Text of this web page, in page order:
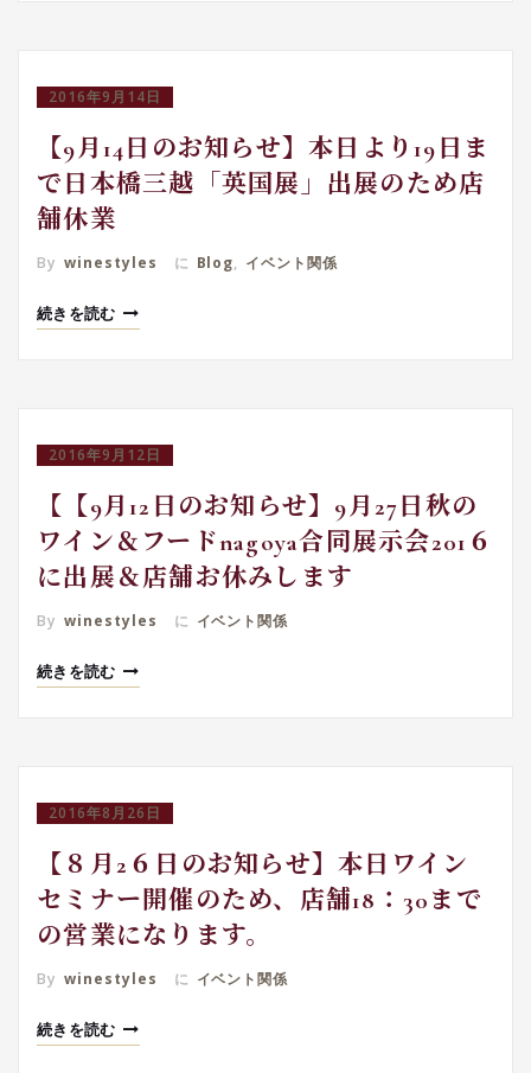
2016年9月14日
【9月14日のお知らせ】本日より19日ま
で日本橋三越「英国展」出展のため店
舗休業
By winestyles に Blog, イベント関係
続きを読む
2016年9月12日
【【9月12日のお知らせ】9月27日秋の
ワイン＆フードnagoya合同展示会201６
に出展＆店舗お休みします
By winestyles に イベント関係
続きを読む
2016年8月26日
【８月2６日のお知らせ】本日ワイン
セミナー開催のため、店舗18：30まで
の営業になります。
By winestyles に イベント関係
続きを読む